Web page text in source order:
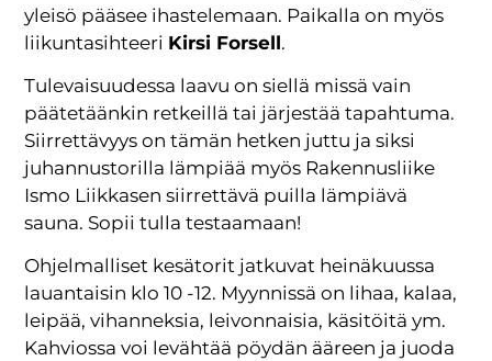
yleisö pääsee ihastelemaan. Paikalla on myös
liikuntasihteeri Kirsi Forsell.
Tulevaisuudessa laavu on siellä missä vain
päätetäänkin retkeillä tai järjestää tapahtuma.
Siirrettävyys on tämän hetken juttu ja siksi
juhannustorilla lämpiää myös Rakennusliike
Ismo Liikkasen siirrettävä puilla lämpiävä
sauna. Sopii tulla testaamaan!
Ohjelmalliset kesätorit jatkuvat heinäkuussa
lauantaisin klo 10 -12. Myynnissä on lihaa, kalaa,
leipää, vihanneksia, leivonnaisia, käsitöitä ym.
Kahviossa voi levähtää pöydän ääreen ja juoda